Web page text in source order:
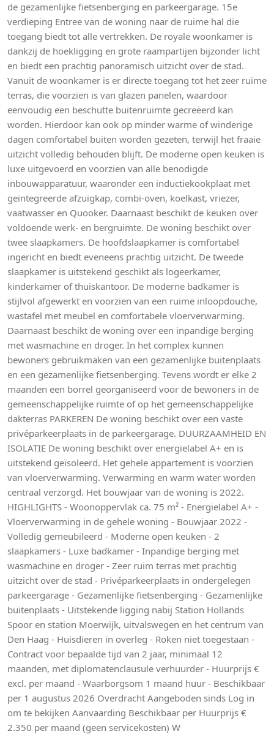
de gezamenlijke fietsenberging en parkeergarage. 15e
verdieping Entree van de woning naar de ruime hal die
toegang biedt tot alle vertrekken. De royale woonkamer is
dankzij de hoekligging en grote raampartijen bijzonder licht
en biedt een prachtig panoramisch uitzicht over de stad.
Vanuit de woonkamer is er directe toegang tot het zeer ruime
terras, die voorzien is van glazen panelen, waardoor
eenvoudig een beschutte buitenruimte gecreëerd kan
worden. Hierdoor kan ook op minder warme of winderige
dagen comfortabel buiten worden gezeten, terwijl het fraaie
uitzicht volledig behouden blijft. De moderne open keuken is
luxe uitgevoerd en voorzien van alle benodigde
inbouwapparatuur, waaronder een inductiekookplaat met
geïntegreerde afzuigkap, combi-oven, koelkast, vriezer,
vaatwasser en Quooker. Daarnaast beschikt de keuken over
voldoende werk- en bergruimte. De woning beschikt over
twee slaapkamers. De hoofdslaapkamer is comfortabel
ingericht en biedt eveneens prachtig uitzicht. De tweede
slaapkamer is uitstekend geschikt als logeerkamer,
kinderkamer of thuiskantoor. De moderne badkamer is
stijlvol afgewerkt en voorzien van een ruime inloopdouche,
wastafel met meubel en comfortabele vloerverwarming.
Daarnaast beschikt de woning over een inpandige berging
met wasmachine en droger. In het complex kunnen
bewoners gebruikmaken van een gezamenlijke buitenplaats
en een gezamenlijke fietsenberging. Tevens wordt er elke 2
maanden een borrel georganiseerd voor de bewoners in de
gemeenschappelijke ruimte of op het gemeenschappelijke
dakterras PARKEREN De woning beschikt over een vaste
privéparkeerplaats in de parkeergarage. DUURZAAMHEID EN
ISOLATIE De woning beschikt over energielabel A+ en is
uitstekend geïsoleerd. Het gehele appartement is voorzien
van vloerverwarming. Verwarming en warm water worden
centraal verzorgd. Het bouwjaar van de woning is 2022.
HIGHLIGHTS - Woonoppervlak ca. 75 m² - Energielabel A+ -
Vloerverwarming in de gehele woning - Bouwjaar 2022 -
Volledig gemeubileerd - Moderne open keuken - 2
slaapkamers - Luxe badkamer - Inpandige berging met
wasmachine en droger - Zeer ruim terras met prachtig
uitzicht over de stad - Privéparkeerplaats in ondergelegen
parkeergarage - Gezamenlijke fietsenberging - Gezamenlijke
buitenplaats - Uitstekende ligging nabij Station Hollands
Spoor en station Moerwijk, uitvalswegen en het centrum van
Den Haag - Huisdieren in overleg - Roken niet toegestaan -
Contract voor bepaalde tijd van 2 jaar, minimaal 12
maanden, met diplomatenclausule verhuurder - Huurprijs €
excl. per maand - Waarborgsom 1 maand huur - Beschikbaar
per 1 augustus 2026 Overdracht Aangeboden sinds Log in
om te bekijken Aanvaarding Beschikbaar per Huurprijs €
2.350 per maand (geen servicekosten) W